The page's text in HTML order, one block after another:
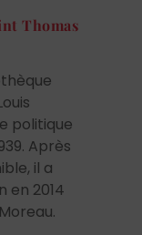
Thomas
politique
Après
il a
en 2014